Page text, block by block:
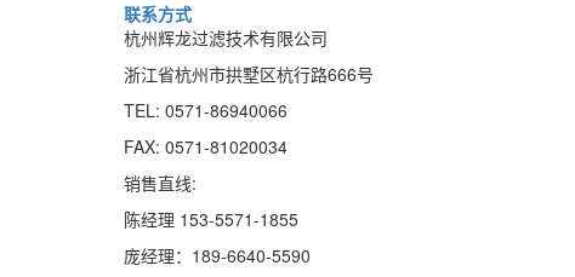
联系方式
杭州辉龙过滤技术有限公司
浙江省杭州市拱墅区杭行路666号
TEL: 0571-86940066
FAX: 0571-81020034
销售直线:
陈经理 153-5571-1855
庞经理：189-6640-5590